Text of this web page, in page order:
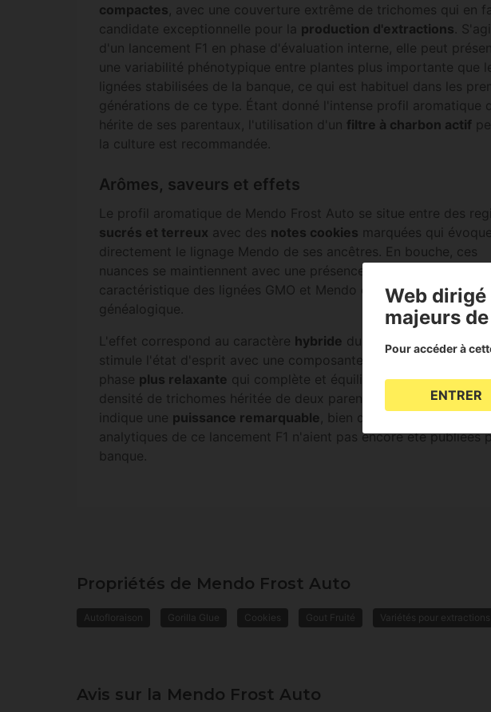
compactes , avec une couverture extrême de trichomes qui en
candidate exceptionnelle pour la production d'extractions .
d'un lancement F1 en phase d'évaluation interne, elle peut
une variabilité phénotypique entre plantes plus importante que
lignées stabilisées de la banque, ce qui est habituel dans les
générations de ce type. Étant donné l'intense profil aromatique
hérite de ses parentaux, l'utilisation d'un filtre à charbon actif
la culture est recommandée.
Arômes, saveurs et effets
Le profil aromatique de Mendo Frost Auto se situe entre des
sucrés et terreux avec des notes cookies marquées qui
directement le lignage Mendo de ses ancêtres. En bouche, ces
nuances se maintiennent avec une présence intense et
caractéristique des lignées GMO et Mendo qui constituent son
généalogique.
L'effet correspond au caractère hybride du croisement : un
stimule l'état d'esprit avec une composante euphorique, suivi
phase plus relaxante qui complète et équilibre l'expérience. La
densité de trichomes héritée de deux parentaux à haut rendement
indique une puissance remarquable , bien que les données
analytiques de ce lancement F1 n'aient pas encore été publiées
banque.
Propriétés de Mendo Frost Auto
Autofloraison Gorilla Glue Cookies Gout Fruité Variétés pour extractions
Avis sur la Mendo Frost Auto
Web
majeurs
Pour accéder à
ENTRER